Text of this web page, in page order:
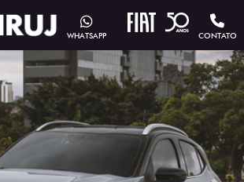
CONTATO
WHATSAPP